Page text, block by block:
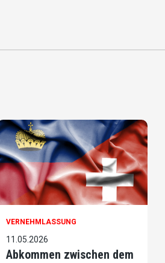
VERNEHMLASSUNG
11.05.2026
Abkommen zwischen dem